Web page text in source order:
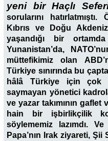
yeni bir Haçlı
sorularını
Kıbrıs ve Doğu
yaşandığı bir
Yunanistan’da,
müttefikimiz olan
Türkiye sınırında bu
hâlâ Türkiye için
saymayan yönetici
ve yazar takımının
hain bir işbirlikçilik
söylememiz lazımdı.
Papa’nın Irak ziyareti,